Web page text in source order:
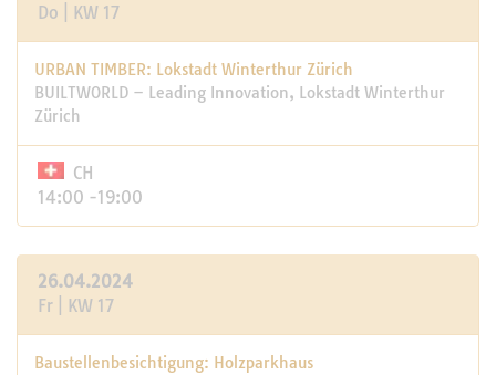
Do | KW 17
URBAN TIMBER: Lokstadt Winterthur Zürich
BUILTWORLD – Leading Innovation, Lokstadt Winterthur
Zürich
CH
14:00 -19:00
26.04.2024
Fr | KW 17
Baustellenbesichtigung: Holzparkhaus